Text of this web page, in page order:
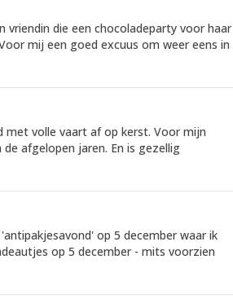
vriendin die een chocoladeparty voor haar
mij een goed excuus om weer eens in
met volle vaart af op kerst. Voor mijn
afgelopen jaren. En is gezellig
op 5 december waar ik
op 5 december - mits voorzien